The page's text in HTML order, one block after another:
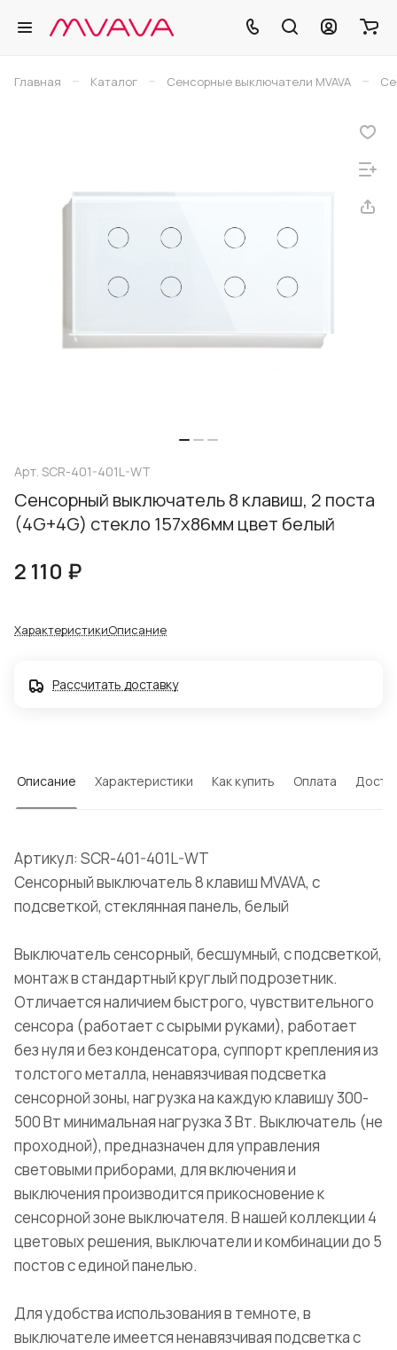
Главная – Каталог – Сенсорные выключатели MVAVA –
Арт. SCR-401-401L-WT
Сенсорный выключатель 8 клавиш, 2 поста
(4G+4G) стекло 157х86мм цвет белый
2 110 ₽
ХарактеристикиОписание
Рассчитать доставку
Описание Характеристики Как купить Оплата
Артикул: SCR-401-401L-WT
Сенсорный выключатель 8 клавиш MVAVA, с
подсветкой, стеклянная панель, белый
Выключатель сенсорный, бесшумный, с подсветкой,
монтаж в стандартный круглый подрозетник.
Отличается наличием быстрого, чувствительного
сенсора (работает с сырыми руками), работает
без нуля и без конденсатора, суппорт крепления из
толстого металла, ненавязчивая подсветка
сенсорной зоны, нагрузка на каждую клавишу 300-
500 Вт минимальная нагрузка 3 Вт. Выключатель (не
проходной), предназначен для управления
световыми приборами, для включения и
выключения производится прикосновение к
сенсорной зоне выключателя. В нашей коллекции 4
цветовых решения, выключатели и комбинации до 5
постов с единой панелью.
Для удобства использования в темноте, в
выключателе имеется ненавязчивая подсветка с